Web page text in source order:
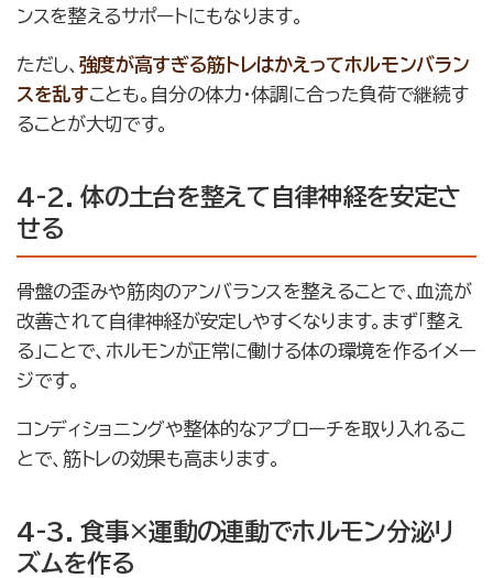
ンスを整えるサポートにもなります。
ただし、 強度が高すぎる筋トレはかえってホルモンバラン
スを乱すことも。自分の体力・体調に合った負荷で継続す
ることが大切です。
4-2. 体の土台を整えて自律神経を安定さ
せる
骨盤の歪みや筋肉のアンバランスを整えることで、血流が
改善されて自律神経が安定しやすくなります。まず「整え
る」ことで、ホルモンが正常に働ける体の環境を作るイメー
ジです。
コンディショニングや整体的なアプローチを取り入れるこ
とで、筋トレの効果も高まります。
4-3. 食事×運動の連動でホルモン分泌リ
ズムを作る